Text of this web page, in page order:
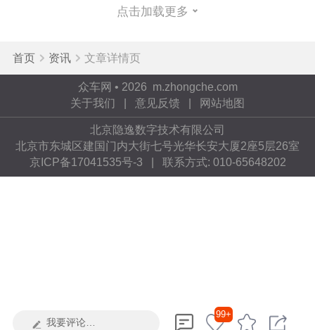
奥迪A5目前拥有5款在售车型，厂商指导价
首年保值率为83%，在同级别车中排名第1
点击加载更多
我要评论…
99+
首页 资讯 文章详情页
众车网 • 2026 m.zhongche.com
关于我们
意见反馈 网站地图
北京隐逸数字技术有限公司
北京市东城区建国门内大街七号光华长安大厦2座5层26室
京ICP备17041535号-3 | 联系方式: 010-65648202